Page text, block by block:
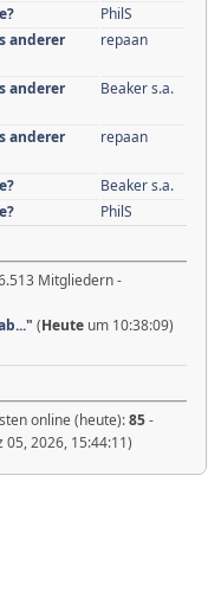
PhilS
anderer
repaan
anderer
Beaker s.a.
anderer
repaan
Beaker s.a.
PhilS
Mitgliedern -
" (Heute um 10:38:09)
online (heute):85-
2026, 15:44:11)